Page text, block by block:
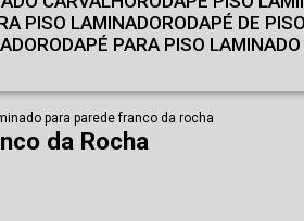
PISO LAMINADO RODAPÉ DE
RODAPÉ PARA PISO
para parede franco da rocha
da Rocha